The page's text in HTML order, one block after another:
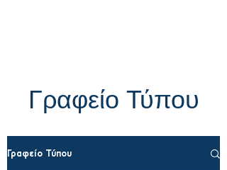
Γραφείο Τύπου
Γραφείο Τύπου